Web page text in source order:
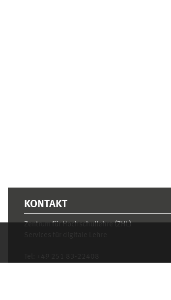
KONTAKT
Zentrum für Hochschullehre (ZHL)